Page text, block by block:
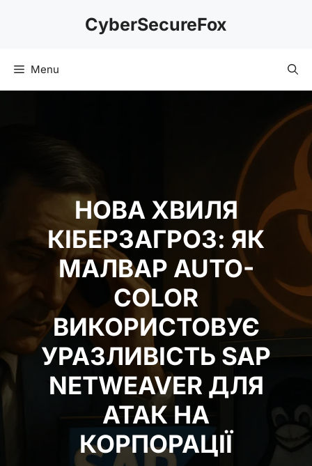
CyberSecureFox
Menu
НОВА ХВИЛЯ
КІБЕРЗАГРОЗ: ЯК
МАЛВАР AUTO-
COLOR
ВИКОРИСТОВУЄ
УРАЗЛИВІСТЬ SAP
NETWEAVER ДЛЯ
АТАК НА
КОРПОРАЦІЇ